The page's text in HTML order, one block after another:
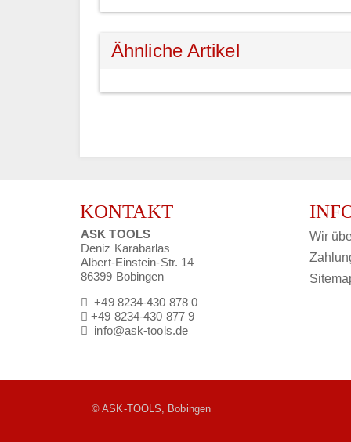
Ähnliche Artikel
KONTAKT
ASK TOOLS
Deniz Karabarlas
Albert-Einstein-Str. 14
86399 Bobingen
+49 8234-430 878 0
+49 8234-430 877 9
info@ask-tools.de
Wir
© ASK-TOOLS, Bobingen